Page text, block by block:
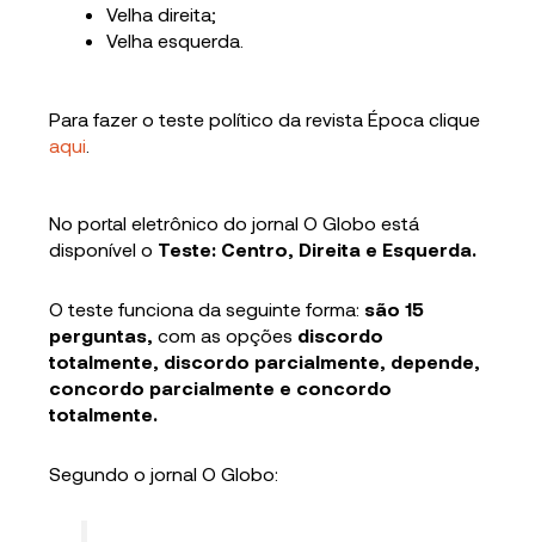
Velha direita;
Velha esquerda.
Para fazer o teste político da revista Época clique
aqui
No portal eletrônico do jornal O Globo está
disponível o Teste: Centro, Direita e Esquerda.
O teste funciona da seguinte forma: são 15
perguntas,com as opções discordo
totalmente, discordo parcialmente, depende,
concordo parcialmente e concordo
totalmente.
Segundo o jornal O Globo: